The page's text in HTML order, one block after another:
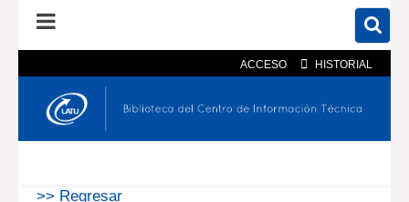
ACCESO HISTORIAL
En el catálogo En el sitio
>> Regresar